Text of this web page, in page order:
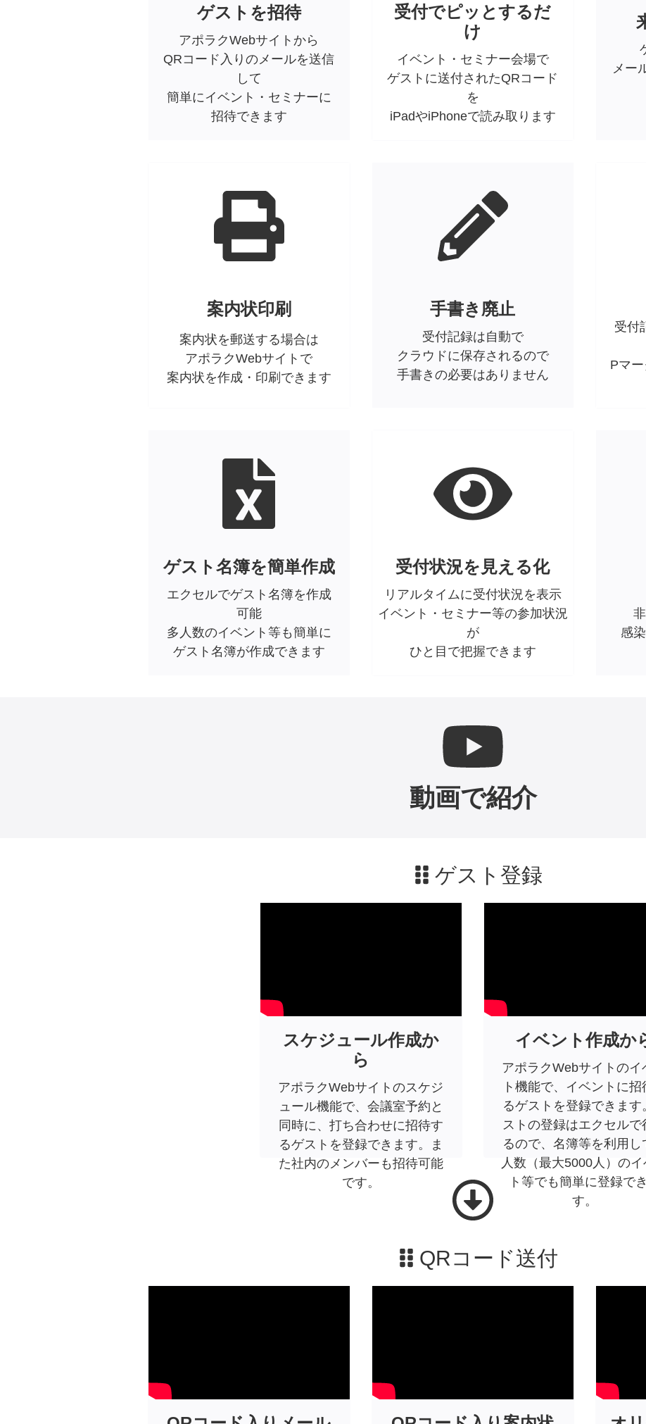
ゲストを招待
アポラクWebサイトから
QRコード入りのメールを送信
して
簡単にイベント・セミナーに
招待できます
受付でピッとするだ
け
イベント・セミナー会場で
ゲストに送付されたQRコード
を
iPadやiPhoneで読み取ります
メー
案内状印刷
案内状を郵送する場合は
アポラクWebサイトで
案内状を作成・印刷できます
手書き廃止
受付記録は自動で
クラウドに保存されるので
手書きの必要はありません
受付
Pマ
ゲスト名簿を簡単作成
エクセルでゲスト名簿を作成
可能
多人数のイベント等も簡単に
ゲスト名簿が作成できます
受付状況を見える化
リアルタイムに受付状況を表示
イベント・セミナー等の参加状況
が
ひと目で把握できます
感
動画で紹介
ゲスト登録
スケジュール作成か
ら
アポラクWebサイトのスケジ
ュール機能で、会議室予約と
同時に、打ち合わせに招待す
るゲストを登録できます。ま
た社内のメンバーも招待可能
です。
イベント作成か
アポラクWebサイトのイ
ト機能で、イベントに招
るゲストを登録できます
ストの登録はエクセルで
るので、名簿等を利用し
人数（最大5000人）のイ
ト等でも簡単に登録で
す。
QRコード送付